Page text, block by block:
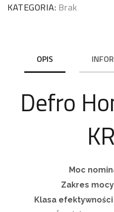
KATEGORIA: Brak
OPIS
Defro
Moc
Zakres
Klasa